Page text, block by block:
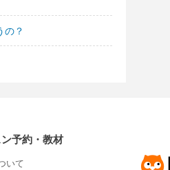
の？
予約・教材
いて